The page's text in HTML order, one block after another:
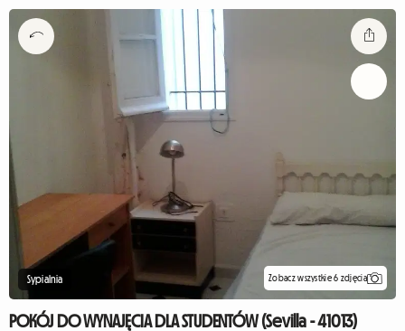
Sypialnia Zobacz wszystkie 6 zdjęcia
POKÓJ DO WYNAJĘCIA DLA STUDENTÓW (Sevilla - 41013)